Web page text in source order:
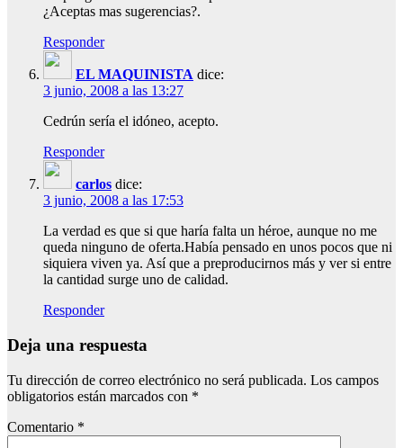
¿Aceptas mas sugerencias?.
Responder
EL MAQUINISTA dice:
3 junio, 2008 a las 13:27
Cedrún sería el idóneo, acepto.
Responder
carlos dice:
3 junio, 2008 a las 17:53
La verdad es que si que haría falta un héroe, aunque no me
queda ninguno de oferta.Había pensado en unos pocos que ni
siquiera viven ya. Así que a preproducirnos más y ver si entre
la cantidad surge uno de calidad.
Responder
Deja una respuesta
Tu dirección de correo electrónico no será publicada. Los campos
obligatorios están marcados con *
Comentario *